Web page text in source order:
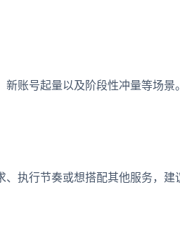
账号起量以及阶段性冲量等场景
执行节奏或想搭配其他服务，建